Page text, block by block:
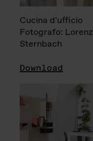
Cucina d'ufficio
Fotografo: Lorenz
Sternbach
Download